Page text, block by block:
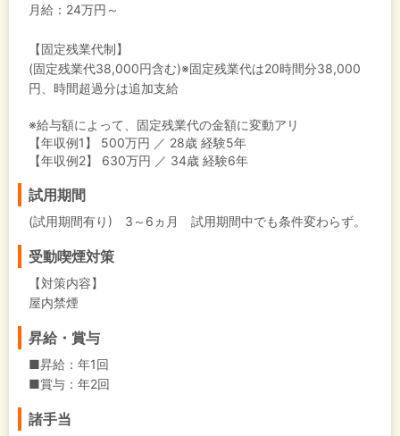
月給：24万円～
【固定残業代制】
(固定残業代38,000円含む)※固定残業代は20時間分38,000
円、時間超過分は追加支給
※給与額によって、固定残業代の金額に変動アリ
【年収例1】
500万円 ／ 28歳 経験5年
【年収例2】
630万円 ／ 34歳 経験6年
試用期間
(試用期間有り) 3～6ヵ月 試用期間中でも条件変わらず。
受動喫煙対策
【対策内容】
屋内禁煙
昇給・賞与
■昇給：年1回
■賞与：年2回
諸手当